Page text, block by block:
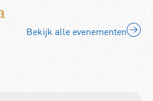
Bekijk alle evenementen